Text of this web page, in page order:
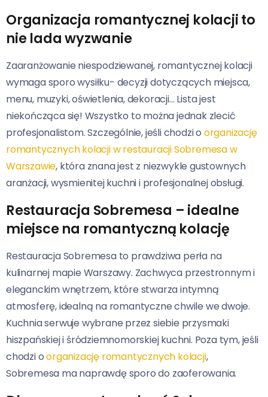
Organizacja romantycznej kolacji to
nie lada wyzwanie
Zaaranżowanie niespodziewanej, romantycznej kolacji
wymaga sporo wysiłku- decyzji dotyczących miejsca,
menu, muzyki, oświetlenia, dekoracji… Lista jest
niekończąca się! Wszystko to można jednak zlecić
profesjonalistom. Szczególnie, jeśli chodzi o organizację
romantycznych kolacji w restauracji Sobremesa w
Warszawie, która znana jest z niezwykle gustownych
aranżacji, wysmienitej kuchni i profesjonalnej obsługi.
Restauracja Sobremesa – idealne
miejsce na romantyczną kolację
Restauracja Sobremesa to prawdziwa perła na
kulinarnej mapie Warszawy. Zachwyca przestronnym i
eleganckim wnętrzem, które stwarza intymną
atmosferę, idealną na romantyczne chwile we dwoje.
Kuchnia serwuje wybrane przez siebie przysmaki
hiszpańskiej i śródziemnomorskiej kuchni. Poza tym, jeśli
chodzi oorganizację romantycznych kolacji,
Sobremesa ma naprawdę sporo do zaoferowania.